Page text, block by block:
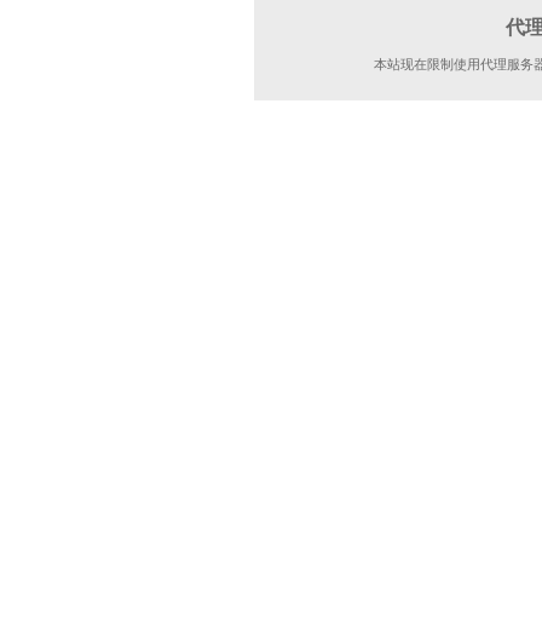
代
本站现在限制使用代理服务